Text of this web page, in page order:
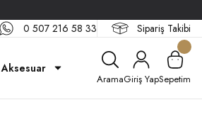
0 507 216 58 33 Sipariş Takibi
Aksesuar
AramaGiriş YapSepetim